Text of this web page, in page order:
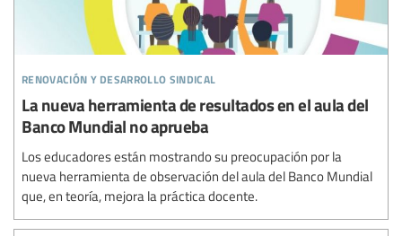
renovación y desarrollo sindical
La nueva herramienta de resultados en el aula del
Banco Mundial no aprueba
Los educadores están mostrando su preocupación por la
nueva herramienta de observación del aula del Banco Mundial
que, en teoría, mejora la práctica docente.